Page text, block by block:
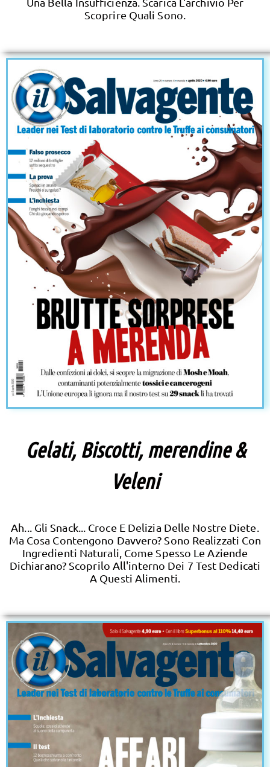
Scoprire Quali Sono.
Gelati, Biscotti, merendine &
Veleni
Ah... Gli Snack... Croce E Delizia Delle Nostre Diete.
Ma Cosa Contengono Davvero? Sono Realizzati Con
Ingredienti Naturali, Come Spesso Le Aziende
Dichiarano? Scoprilo All'interno Dei 7 Test Dedicati
A Questi Alimenti.